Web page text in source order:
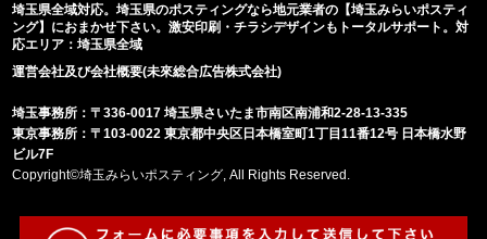
埼玉県全域対応。埼玉県のポスティングなら地元業者の【埼玉みらいポスティ
ング】におまかせ下さい。激安印刷・チラシデザインもトータルサポート。対
応エリア：埼玉県全域
運営会社及び会社概要(未來総合広告株式会社)
埼玉事務所：〒336-0017 埼玉県さいたま市南区南浦和2-28-13-335
東京事務所：〒103-0022 東京都中央区日本橋室町1丁目11番12号 日本橋水野
ビル7F
Copyright©埼玉みらいポスティング, All Rights Reserved.